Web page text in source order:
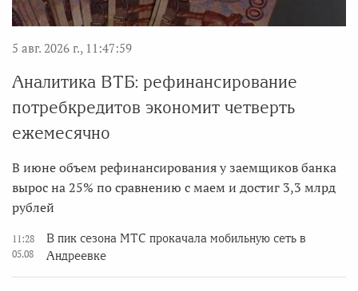
5 авг. 2026 г., 11:47:59
Аналитика ВТБ: рефинансирование
потребкредитов экономит четверть
ежемесячно
В июне объем рефинансирования у заемщиков банка
вырос на 25% по сравнению с маем и достиг 3,3 млрд
рублей
11:28
05.08
В пик сезона МТС прокачала мобильную сеть в
Андреевке